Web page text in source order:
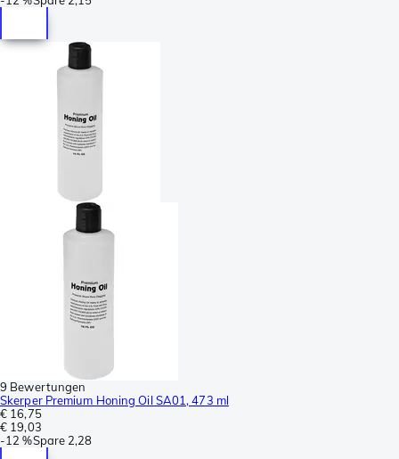
9 Bewertungen
Skerper Premium Honing Oil SA01, 473 ml
€ 16,75
€ 19,03
-12 %Spare 2,28